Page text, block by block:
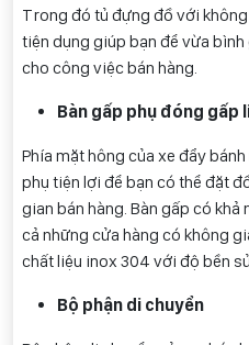
Trong đó tủ đựng đồ với
tiện dụng giúp bạn để vừa
cho công việc bán hàng.
Bàn gấp phụ đóng gấp
Phía mặt hông của xe đẩy
phụ tiện lợi để bạn có thể đặt
gian bán hàng. Bàn gấp có
cả những cửa hàng có không
chất liệu inox 304 với độ bền
Bộ phận di chuyển